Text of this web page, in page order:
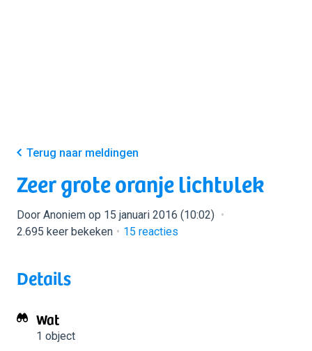
Terug naar meldingen
Zeer grote oranje lichtvlek
Door Anoniem op 15 januari 2016 (10:02)
2.695 keer bekeken
15 reacties
Details
Wat
1 object